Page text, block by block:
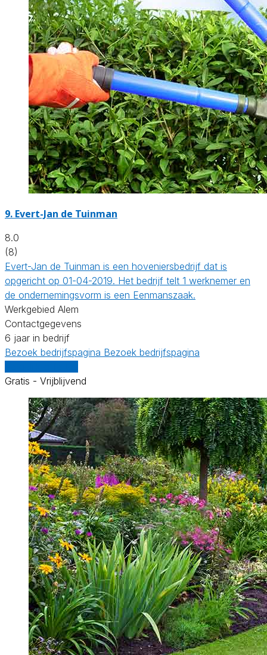
9. Evert-Jan de Tuinman
8.0
(8)
Evert-Jan de Tuinman is een hoveniersbedrijf dat is
opgericht op 01-04-2019. Het bedrijf telt 1 werknemer en
de ondernemingsvorm is een Eenmanszaak.
Werkgebied Alem
Contactgegevens
6 jaar in bedrijf
Bezoek bedrijfspagina Bezoek bedrijfspagina
Gratis - Vrijblijvend